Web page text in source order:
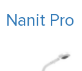
Nanit Pro